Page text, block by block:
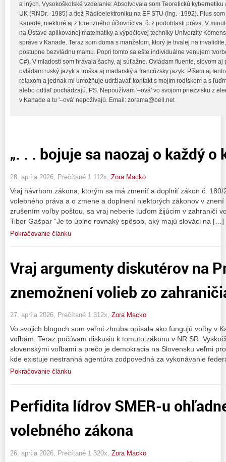
a iných. Vysokoškolské vzdelanie: Absolvovala som Teoretickú
UK (RNDr. -1985) a tiež Rádioelektroniku na EF STU (Ing. -1992). Plus
Kanade, niektoré aj z forenzného účtovníctva, či z podoblasti práva. V
na Ústave aplikovanej matematiky a výpočtovej techniky Univerzity
správe v Kanade. Teraz som doma s manželom, ktorý je trvalej na
postupne bezvládnu mamu. Popri tomto sa ešte individuálne venujem
C#). V mladosti som hrávala šachy, aj súťažne. Ovládam fluente, slovom
ovládam ruský jazyk a troška aj maďarský a francúzsky jazyk. Píšem aj
relaxom a jednak mi umožňuje udržiavať kontakt s mojím rodiskom a s
alebo odtiaľ pochádzajú. PS. Nepoužívam '–ová' vo svojom priezvisku z
v Kanade a tu '–ová' nepožívajú. Email: zorama@bell.net
„. . . bojuje sa naozaj o každý o
28. apríla 2026, Prečítané 1 112x, Zora Macko
Vraj návrhom zákona, ktorým sa má zmeniť a doplniť zákon č.
volebného práva a o zmene a doplnení niektorých zákonov v
zrušením voľby poštou, sa vraj neberie ľuďom žijúcim v zahraničí
Tibor Gašpar “Je to úplne rovnaký spôsob, aký majú slováci na […]
Pokračovanie článku
Vraj argumenty diskutérov na
znemožnení volieb zo
27. apríla 2026, Prečítané 1 312x, Zora Macko
Vo svojich blogoch som veľmi zhruba opísala ako fungujú voľby v
voľbám. Teraz počúvam diskusiu k tomuto zákonu v NR SR.
slovenskými voľbami a prečo je demokracia na Slovensku veľmi
kde existuje nestranná agentúra zodpovedná za vykonávanie
Pokračovanie článku
Perfidita lídrov SMER-u
volebného zákona
26. apríla 2026, Prečítané 1 320x, Zora Macko